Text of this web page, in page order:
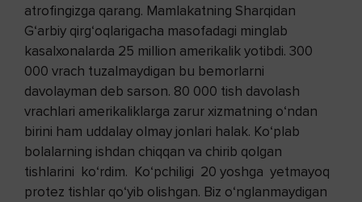
atrofingizga qarang. Mamlakatning Sharqidan
G‘arbiy qirg‘oqlarigacha masofadagi minglab
kasalxonalarda 25 million amerikalik yotibdi. 300
000 vrach tuzalmaydigan bu bemorlarni
davolayman deb sarson. 80 000 tish davolash
vrachlari amerikaliklarga zarur xizmatning o‘ndan
birini ham uddalay olmay jonlari halak. Ko‘plab
bolalarning ishdan chiqqan va chirib qolgan
tishlarini ko‘rdim. Ko‘pchiligi 20 yoshga yetmayoq
protez tishlar qo‘yib olishgan. Biz o‘nglanmaydigan